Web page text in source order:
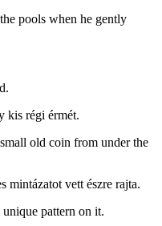
pools when he gently
kis régi érmét.
old coin from under the
mintázatot vett észre rajta.
pattern on it.